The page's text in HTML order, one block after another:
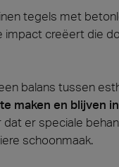
tegels met
creëert die
balans tussen
maken en blijven
er speciale
schoonmaak.